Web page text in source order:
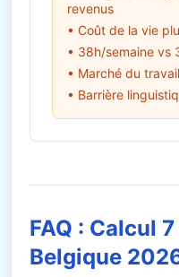
revenus
• Coût de la vie
• 38h/semaine vs
• Marché du
• Barrière
FAQ : Calcul
Belgique